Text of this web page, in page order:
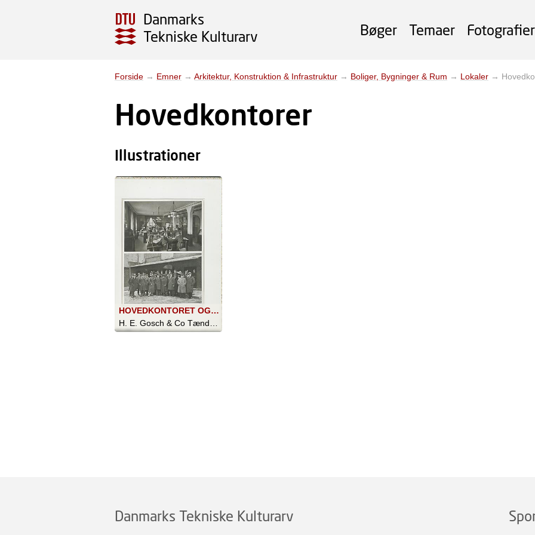
Danmarks
Tekniske Kulturarv
Bøger Temaer Fotografier
Forside → Emner → Arkitektur, Konstruktion & Infrastruktur → Boliger, Bygninger & Rum → Lokaler →
Hovedkontorer
Illustrationer
HOVEDKONTORET OG FUNKTIONÆRERNE
Danmarks Tekniske Kulturarv